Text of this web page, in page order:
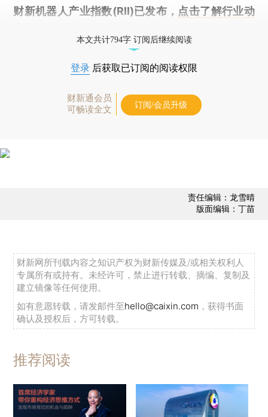
财新机器人产业指数(RII)已发布， 点击了解行业动
本文共计794字 订阅后继续阅读
登录 后获取已订阅的阅读权限
财新通会员
可畅读全文
订阅/会员升级
责任编辑：龙雪晴
版面编辑：丁苗
财新网所刊载内容之知识产权为财新传媒及/或相关权利人
专属所有或持有。未经许可，禁止进行转载、摘编、复制及
建立镜像等任何使用。
如有意愿转载，请发邮件至hello@caixin.com ，获得书面
确认及授权后，方可转载。
推荐阅读